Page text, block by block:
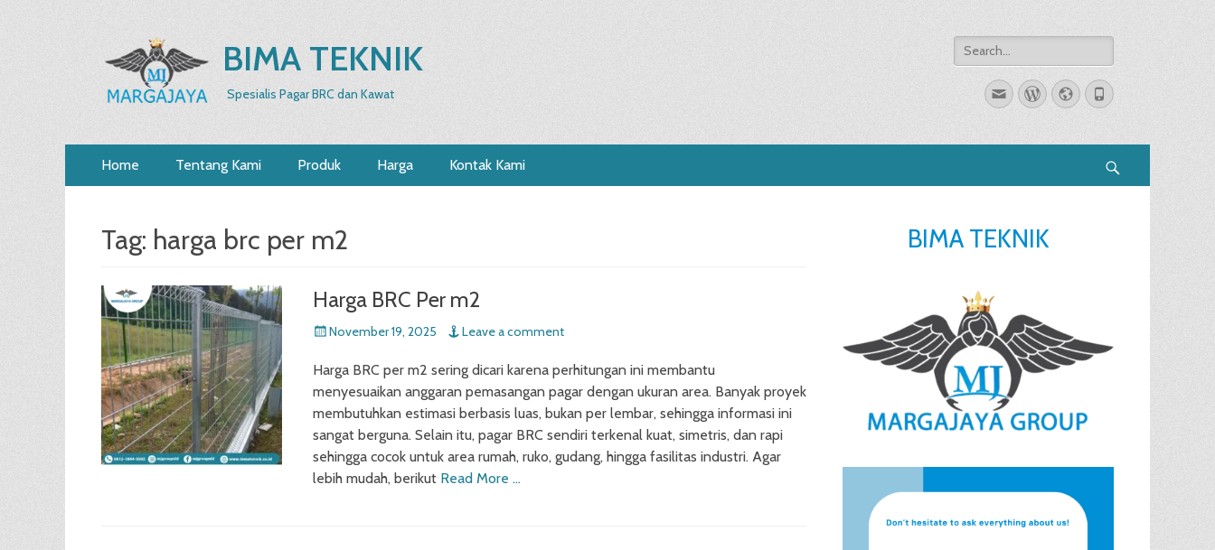
BIMA TEKNIK
Spesialis Pagar BRC dan Kawat
Search
for:
EmailWordPress
WebsitePhone
Primary
Menu
Home Tentang Kami Produk Harga Kontak Kami
Tag: harga brc per m2
Harga BRC Per m2
Posted
November 19, 2025 Leave a comment
Harga BRC per m2 sering dicari karena perhitungan ini membantu
menyesuaikan anggaran pemasangan pagar dengan ukuran area. Banyak proyek
membutuhkan estimasi berbasis luas, bukan per lembar, sehingga informasi ini
sangat berguna. Selain itu, pagar BRC sendiri terkenal kuat, simetris, dan rapi
sehingga cocok untuk area rumah, ruko, gudang, hingga fasilitas industri. Agar
lebih mudah, berikut Read More …
BIMA TEKNIK